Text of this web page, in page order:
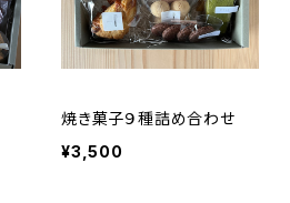
焼き菓子９種詰め合わせ
¥3,500